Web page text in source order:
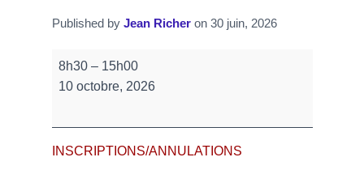
Published by Jean Richeron 30 juin, 2026
9T
ROUGE
8h30 – 15h00
10 octobre, 2026
INSCRIPTIONS/ANNULATIONS